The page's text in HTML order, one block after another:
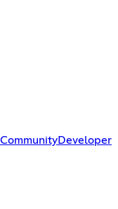
CommunityDeveloper